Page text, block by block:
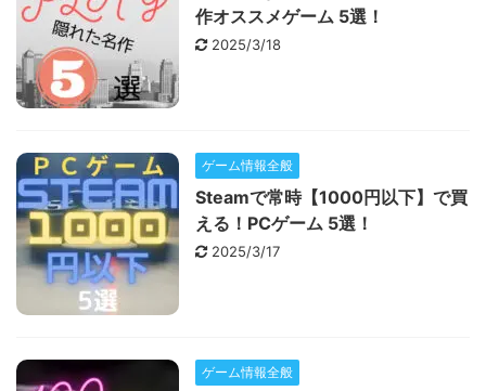
作オススメゲーム 5選！
2025/3/18
ゲーム情報全般
Steamで常時【1000円以下】で買
える！PCゲーム 5選！
2025/3/17
ゲーム情報全般